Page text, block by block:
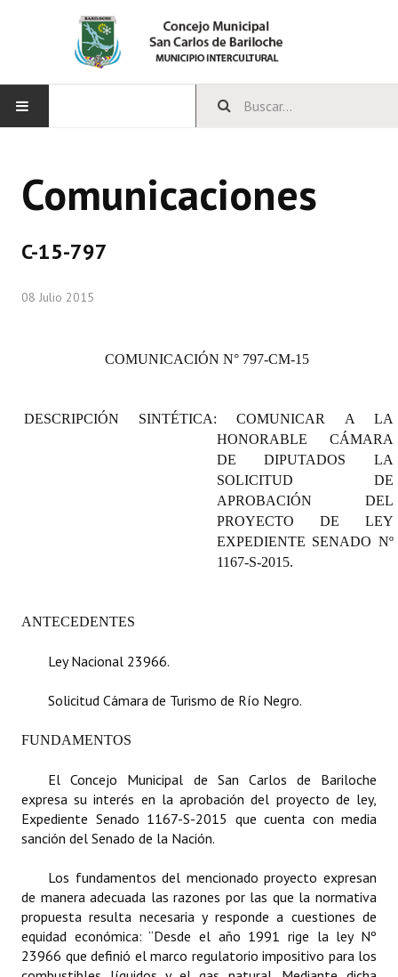
CONCEJO
Programas
Proyectos Presentados
Dictámenes Asesoría Letrada
Actas de Sesión
Informes de Unidad Coordinadora
Ejecución Presupuestaria
Comunicaciones
C-15-797
08 Julio 2015
COMUNICACIÓN N° 797-CM-15
DESCRIPCIÓN SINTÉTICA: COMUNICAR A LA
HONORABLE CÁMARA
DE DIPUTADOS LA
SOLICITUD DE
APROBACIÓN DEL
PROYECTO DE LEY
EXPEDIENTE SENADO Nº
1167-S-2015.
ANTECEDENTES
Ley Nacional 23966.
Solicitud Cámara de Turismo de Río Negro.
FUNDAMENTOS
El Concejo Municipal de San Carlos de Bariloche
expresa su interés en la aprobación del proyecto de ley,
Expediente Senado 1167-S-2015 que cuenta con media
sanción del Senado de la Nación.
Los fundamentos del mencionado proyecto expresan
de manera adecuada las razones por las que la normativa
propuesta resulta necesaria y responde a cuestiones de
equidad económica: “Desde el año 1991 rige la ley Nº
23966 que definió el marco regulatorio impositivo para los